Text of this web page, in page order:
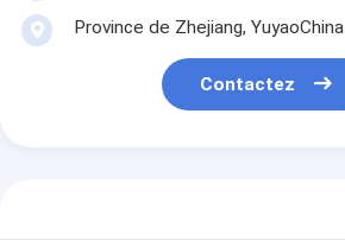
Province de Zhejiang, YuyaoChina
Contactez